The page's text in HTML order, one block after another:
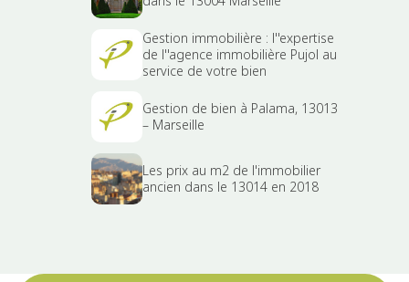
Gestion immobilière : l''expertise
de l''agence immobilière Pujol au
service de votre bien
Gestion de bien à Palama, 13013
– Marseille
Les prix au m2 de l'immobilier
ancien dans le 13014 en 2018